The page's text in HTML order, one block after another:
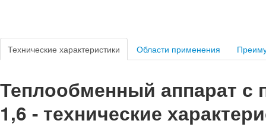
Технические характеристики Области применения
Теплообменный аппарат с
1,6 - технические